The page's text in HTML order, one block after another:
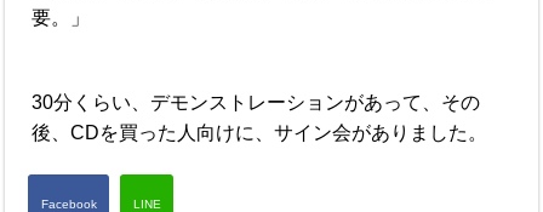
要。」
30分くらい、デモンストレーションがあって、その
後、CDを買った人向けに、サイン会がありました。